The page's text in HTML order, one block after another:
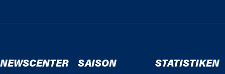
NEWSCENTER SAISON STATISTIKEN